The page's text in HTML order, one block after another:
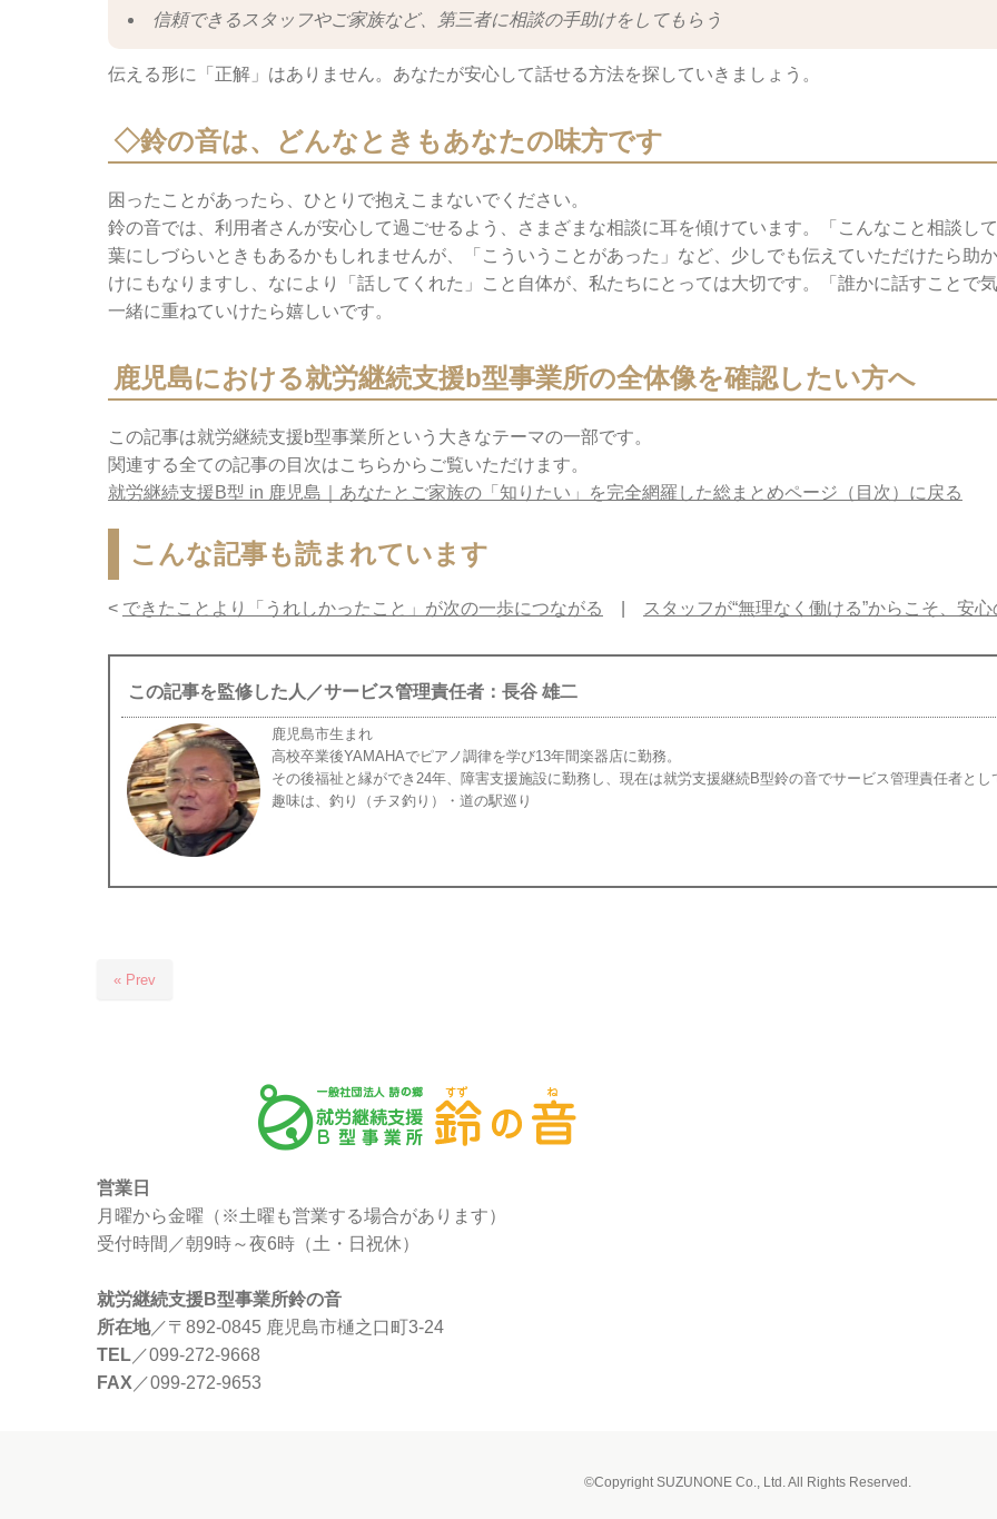
信頼できるスタッフやご家族など、第三者に相談の手助けをしてもらう
伝える形に「正解」はありません。あなたが安心して話せる方法を探していきましょう。
◇鈴の音は、どんなときもあなたの味方です
困ったことがあったら、ひとりで抱えこまないでください。
鈴の音では、利用者さんが安心して過ごせるよう、さまざまな相談に耳を傾けています。「こんなこと相談し
葉にしづらいときもあるかもしれませんが、「こういうことがあった」など、少しでも伝えていただけたら助
けにもなりますし、なにより「話してくれた」こと自体が、私たちにとっては大切です。「誰かに話すことで
一緒に重ねていけたら嬉しいです。
鹿児島における就労継続支援b型事業所の全体像を確認したい方へ
この記事は就労継続支援b型事業所という大きなテーマの一部です。
関連する全ての記事の目次はこちらからご覧いただけます。
就労継続支援B型 in 鹿児島｜あなたとご家族の「知りたい」を完全網羅した総まとめページ（目次）に戻る
こんな記事も読まれています
< できたことより「うれしかったこと」が次の一歩につながる スタッフが“無理なく働ける”からこそ、安
この記事を監修した人／サービス管理責任者：長谷 雄二
鹿児島市生まれ
高校卒業後YAMAHAでピアノ調律を学び13年間楽器店に勤務。
その後福祉と縁ができ24年、障害支援施設に勤務し、現在は就労支援継続B型鈴の音でサービス管理責任者とし
趣味は、釣り（チヌ釣り）・道の駅巡り
« Prev
営業日
月曜から金曜（※土曜も営業する場合があります）
受付時間／朝9時～夜6時（土・日祝休）
就労継続支援B型事業所鈴の音
所在地／〒892-0845 鹿児島市樋之口町3-24
TEL ／099-272-9668
FAX ／099-272-9653
©Copyright SUZUNONE Co., Ltd. All Rights Reserved.